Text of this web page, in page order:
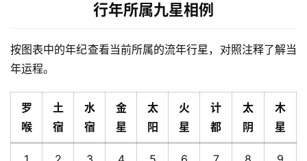
行年所属九星相例
按图表中的年纪查看当前所属的流年行星，对照注释了解当
年运程。
罗
喉
土
宿
水
宿
金
星
太
阳
火
星
计
都
太
阴
木
星